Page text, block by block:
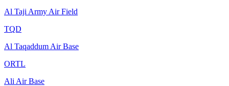
Al Taji Army Air Field
TQD
Al Taqaddum Air Base
ORTL
Ali Air Base